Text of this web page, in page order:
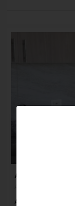
Alcobas: 3